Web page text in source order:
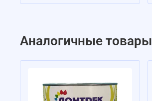
Аналогичные товары